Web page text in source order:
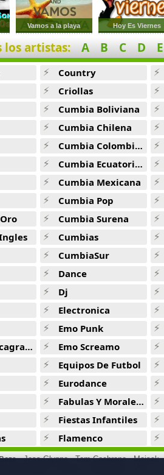
Vamos a la playa Hoy Es Viernes
los artistas: A B C D E
Country
Criollas
Cumbia Boliviana
Cumbia Chilena
Cumbia Colombiana
Cumbia Ecuatoriana
Cumbia Mexicana
Cumbia Pop
Cumbia Surena
Cumbias
CumbiaSur
Dance
Dj
Electronica
Emo Punk
Emo Screamo
Equipos De Futbol
Eurodance
Fabulas Y Moralejas
Fiestas Infantiles
Flamenco
Jess Glynne Tom Cochrane Maisak